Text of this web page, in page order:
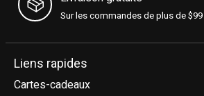
Sur les commandes de plus de $99
Liens rapides
Cartes-cadeaux